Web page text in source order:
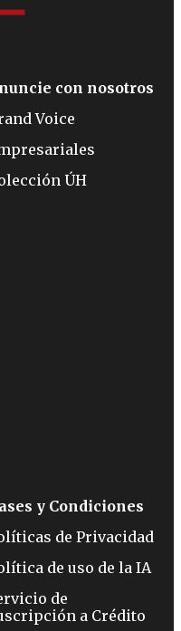
con nosotros
Voice
ÚH
y Condiciones
de Privacidad
de uso de la IA
de
a Crédito